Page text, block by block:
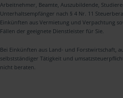
Arbeitnehmer, Beamte, Auszubildende,
Unterhaltsempfänger nach § 4 Nr. 11
Einkünften aus Vermietung und Verpachtung
Fällen der geeignete Dienstleister für Sie.
Bei Einkünften aus Land- und Forstwirtschaft,
selbstständiger Tätigkeit und
nicht beraten.